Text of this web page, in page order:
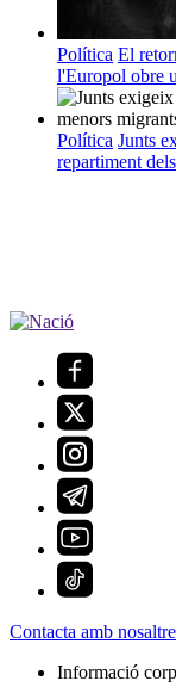
Política El
l'Europol obre
Política Junts
repartiment
Contacta amb
Informació